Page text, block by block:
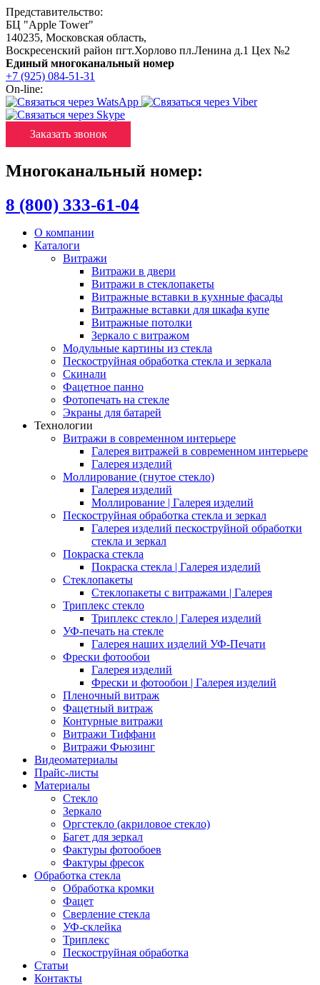
Представительство:
БЦ "Apple Tower"
140235, Московская область,
Воскресенский район пгт.Хорлово пл.Ленина д.1 Цех №2
Единый многоканальный номер
+7 (925) 084-51-31
On-line:
Заказать звонок
Многоканальный номер:
8 (800) 333-61-04
О компании
Каталоги
Витражи
Витражи в двери
Витражи в стеклопакеты
Витражные вставки в кухнные фасады
Витражные вставки для шкафа купе
Витражные потолки
Зеркало с витражом
Модульные картины из стекла
Пескоструйная обработка стекла и зеркала
Скинали
Фацетное панно
Фотопечать на стекле
Экраны для батарей
Технологии
Витражи в современном интерьере
Галерея витражей в современном интерьере
Галерея изделий
Моллирование (гнутое стекло)
Галерея изделий
Моллирование | Галерея изделий
Пескоструйная обработка стекла и зеркал
Галерея изделий пескоструйной обработки
стекла и зеркал
Покраска стекла
Покраска стекла | Галерея изделий
Стеклопакеты
Стеклопакеты с витражами | Галерея
Триплекс стекло
Триплекс стекло | Галерея изделий
УФ-печать на стекле
Галерея наших изделий УФ-Печати
Фрески фотообои
Галерея изделий
Фрески и фотообои | Галерея изделий
Пленочный витраж
Фацетный витраж
Контурные витражи
Витражи Тиффани
Витражи Фьюзинг
Видеоматериалы
Прайс-листы
Материалы
Стекло
Зеркало
Оргстекло (акриловое стекло)
Багет для зеркал
Фактуры фотообоев
Фактуры фресок
Обработка стекла
Обработка кромки
Фацет
Сверление стекла
УФ-склейка
Триплекс
Пескоструйная обработка
Статьи
Контакты